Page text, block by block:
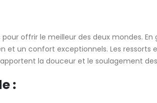
offrir le meilleur des deux mondes.
un confort exceptionnels. Les
la douceur et le soulagement
: